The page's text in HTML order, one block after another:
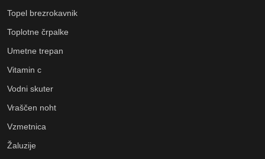
Topel brezrokavnik
Toplotne črpalke
Umetne trepan
Vitamin c
Vodni skuter
Vraščen noht
Vzmetnica
Žaluzije